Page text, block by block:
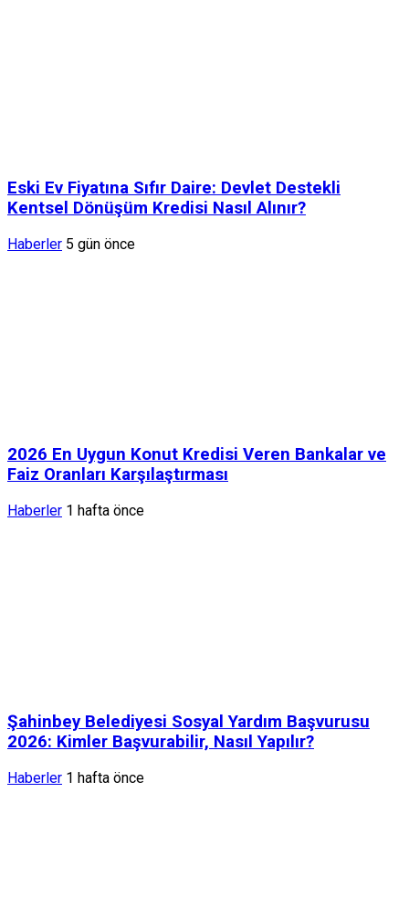
Eski Ev Fiyatına Sıfır Daire: Devlet Destekli
Kentsel Dönüşüm Kredisi Nasıl Alınır?
Haberler 5 gün önce
2026 En Uygun Konut Kredisi Veren Bankalar ve
Faiz Oranları Karşılaştırması
Haberler 1 hafta önce
Şahinbey Belediyesi Sosyal Yardım Başvurusu
2026: Kimler Başvurabilir, Nasıl Yapılır?
Haberler 1 hafta önce